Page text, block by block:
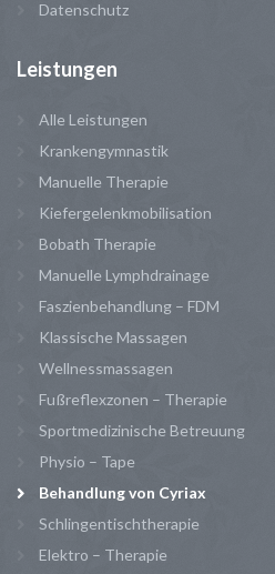
Datenschutz
Leistungen
Alle Leistungen
Krankengymnastik
Manuelle Therapie
Kiefergelenkmobilisation
Bobath Therapie
Manuelle Lymphdrainage
Faszienbehandlung – FDM
Klassische Massagen
Wellnessmassagen
Fußreflexzonen – Therapie
Sportmedizinische Betreuung
Physio – Tape
Behandlung von Cyriax
Schlingentischtherapie
Elektro – Therapie